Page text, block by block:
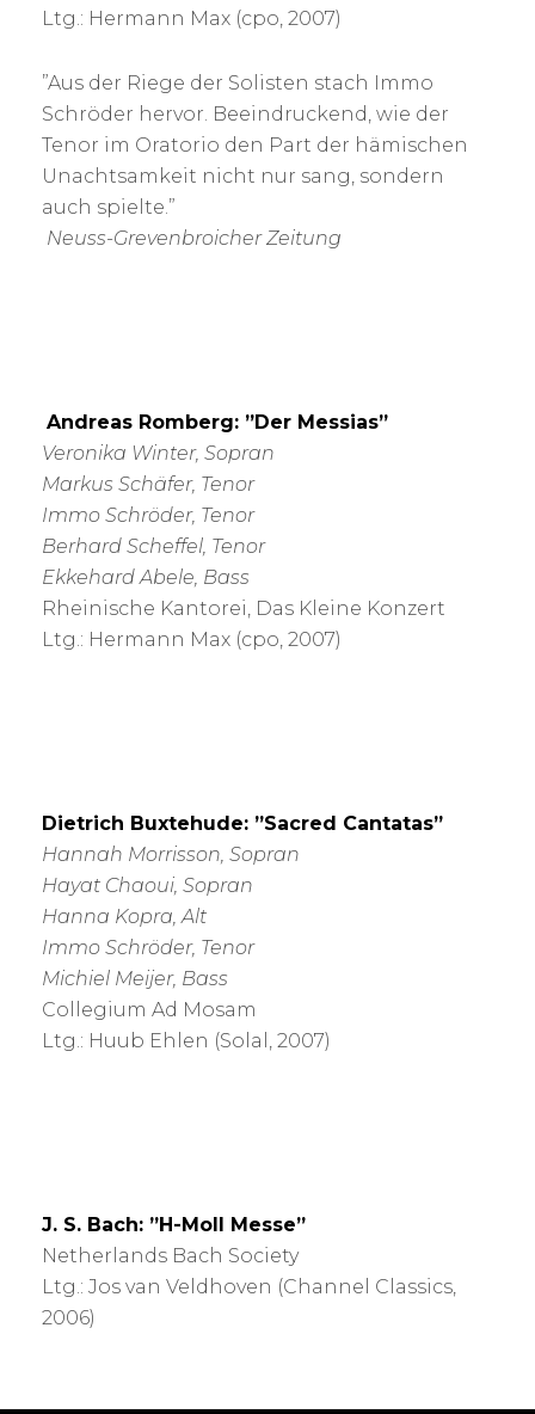
Ltg.: Hermann Max (cpo, 2007)
”Aus der Riege der Solisten stach Immo
Schröder hervor. Beeindruckend, wie der
Tenor im Oratorio den Part der hämischen
Unachtsamkeit nicht nur sang, sondern
auch spielte.”
Neuss-Grevenbroicher Zeitung
Andreas Romberg: ”Der Messias”
Veronika Winter, Sopran
Markus Schäfer, Tenor
Immo Schröder, Tenor
Berhard Scheffel, Tenor
Ekkehard Abele, Bass
Rheinische Kantorei, Das Kleine Konzert
Ltg.: Hermann Max (cpo, 2007)
Dietrich Buxtehude: ”Sacred Cantatas”
Hannah Morrisson, Sopran
Hayat Chaoui, Sopran
Hanna Kopra, Alt
Immo Schröder, Tenor
Michiel Meijer, Bass
Collegium Ad Mosam
Ltg.: Huub Ehlen (Solal, 2007)
J. S. Bach: ”H-Moll Messe”
Netherlands Bach Society
Ltg.: Jos van Veldhoven (Channel Classics,
2006)